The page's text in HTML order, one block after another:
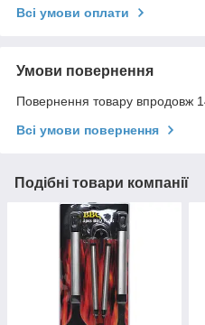
Всі умови оплати
Умови повернення
Повернення товару впродовж
Всі умови повернення
Подібні товари компанії